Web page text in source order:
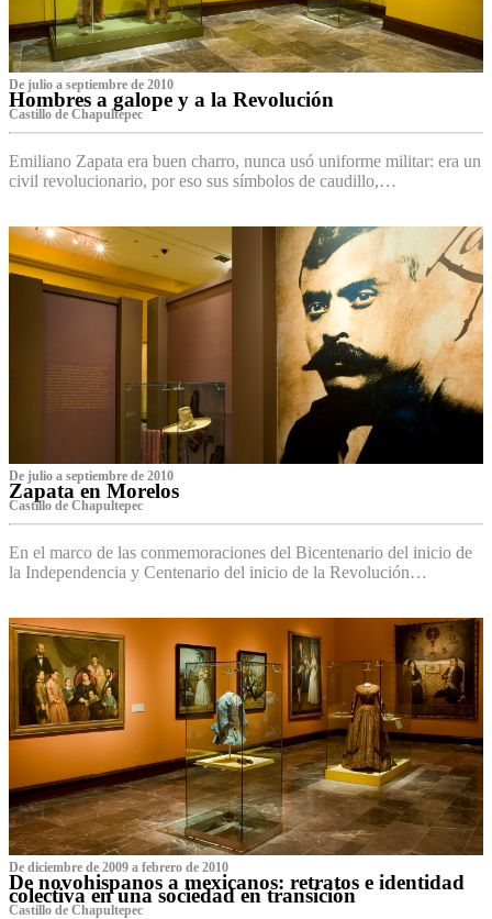
De julio a septiembre de 2010
Hombres a galope y a la Revolución
Castillo de Chapultepec
Emiliano Zapata era buen charro, nunca usó uniforme militar: era un
civil revolucionario, por eso sus símbolos de caudillo,…
De julio a septiembre de 2010
Zapata en Morelos
Castillo de Chapultepec
En el marco de las conmemoraciones del Bicentenario del inicio de
la Independencia y Centenario del inicio de la Revolución…
De diciembre de 2009 a febrero de 2010
De novohispanos a mexicanos: retratos e identidad
colectiva en una sociedad en transición
Castillo de Chapultepec